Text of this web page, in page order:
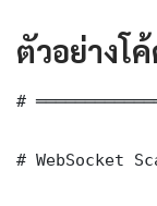
ตัวอย่างโ
#
# WebSocket